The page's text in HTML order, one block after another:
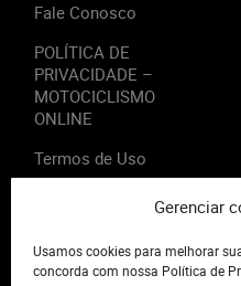
Gerenciar
Usamos cookies para melhorar
concorda com nossa Política de
Fale Conosco
POLÍTICA DE
PRIVACIDADE –
MOTOCICLISMO
ONLINE
Termos de Uso
2023 - Editora Motor Midia.